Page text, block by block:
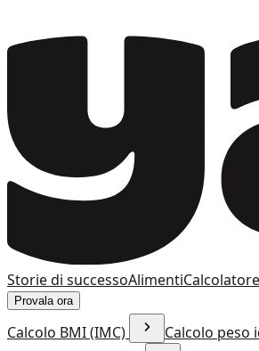
Storie di successoAlimentiCalcolatore
Provala ora
Calcolo BMI (IMC) Calcolo peso